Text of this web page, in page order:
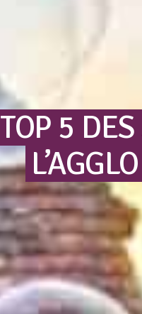
TOP 5 DES
L’AGGLO